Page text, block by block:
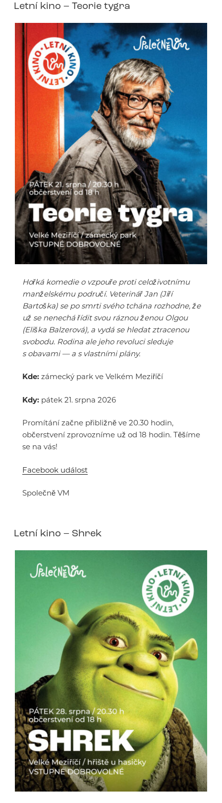
Letní kino – Teorie tygra
Hořká komedie o vzpouře proti celoživotnímu
manželskému područí. Veterinář Jan (Jiří
Bartoška) se po smrti svého tchána rozhodne, že
už se nenechá řídit svou ráznou ženou Olgou
(Eliška Balzerová), a vydá se hledat ztracenou
svobodu. Rodina ale jeho revoluci sleduje
s obavami — a s vlastními plány.
Kde: zámecký park ve Velkém Meziříčí
Kdy: pátek 21. srpna 2026
Promítání začne přibližně ve 20.30 hodin,
občerstvení zprovozníme už od 18 hodin. Těšíme
se na vás!
Facebook událost
Společně VM
Letní kino – Shrek